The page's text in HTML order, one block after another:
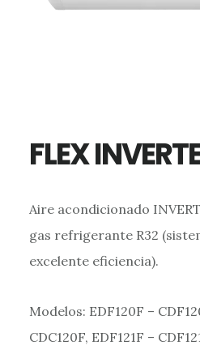
FLEX
Aire acondicionado
gas refrigerante R32
excelente eficiencia).
Modelos: EDF120F –
CDC120F, EDF121F –